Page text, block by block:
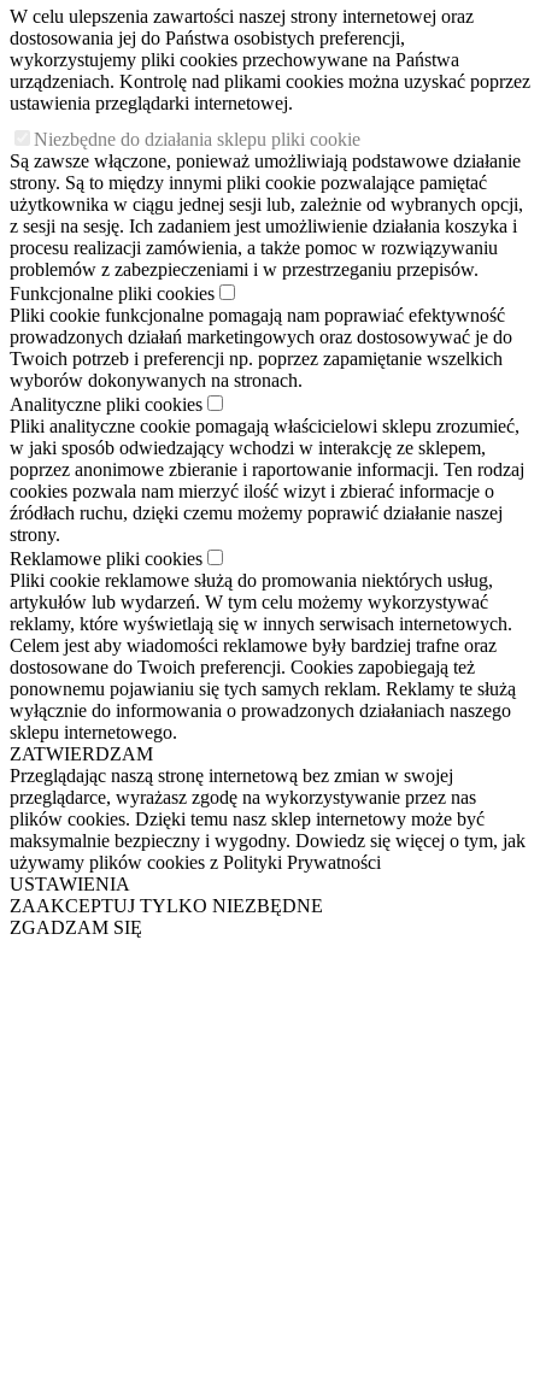
W celu ulepszenia zawartości naszej strony internetowej oraz
dostosowania jej do Państwa osobistych preferencji,
wykorzystujemy pliki cookies przechowywane na Państwa
urządzeniach. Kontrolę nad plikami cookies można uzyskać poprzez
ustawienia przeglądarki internetowej.
Niezbędne do działania sklepu pliki cookie
Są zawsze włączone, ponieważ umożliwiają podstawowe działanie
strony. Są to między innymi pliki cookie pozwalające pamiętać
użytkownika w ciągu jednej sesji lub, zależnie od wybranych opcji,
z sesji na sesję. Ich zadaniem jest umożliwienie działania koszyka i
procesu realizacji zamówienia, a także pomoc w rozwiązywaniu
problemów z zabezpieczeniami i w przestrzeganiu przepisów.
Funkcjonalne pliki cookies
Pliki cookie funkcjonalne pomagają nam poprawiać efektywność
prowadzonych działań marketingowych oraz dostosowywać je do
Twoich potrzeb i preferencji np. poprzez zapamiętanie wszelkich
wyborów dokonywanych na stronach.
Analityczne pliki cookies
Pliki analityczne cookie pomagają właścicielowi sklepu zrozumieć,
w jaki sposób odwiedzający wchodzi w interakcję ze sklepem,
poprzez anonimowe zbieranie i raportowanie informacji. Ten rodzaj
cookies pozwala nam mierzyć ilość wizyt i zbierać informacje o
źródłach ruchu, dzięki czemu możemy poprawić działanie naszej
strony.
Reklamowe pliki cookies
Pliki cookie reklamowe służą do promowania niektórych usług,
artykułów lub wydarzeń. W tym celu możemy wykorzystywać
reklamy, które wyświetlają się w innych serwisach internetowych.
Celem jest aby wiadomości reklamowe były bardziej trafne oraz
dostosowane do Twoich preferencji. Cookies zapobiegają też
ponownemu pojawianiu się tych samych reklam. Reklamy te służą
wyłącznie do informowania o prowadzonych działaniach naszego
sklepu internetowego.
ZATWIERDZAM
Przeglądając naszą stronę internetową bez zmian w swojej
przeglądarce, wyrażasz zgodę na wykorzystywanie przez nas
plików cookies. Dzięki temu nasz sklep internetowy może być
maksymalnie bezpieczny i wygodny. Dowiedz się więcej o tym, jak
używamy plików cookies z Polityki Prywatności
USTAWIENIA
ZAAKCEPTUJ TYLKO NIEZBĘDNE
ZGADZAM SIĘ